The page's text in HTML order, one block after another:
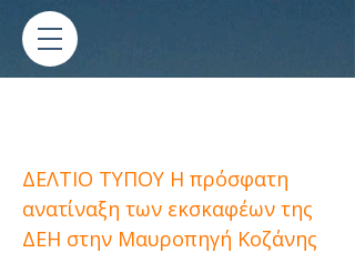
ΔΕΛΤΙΟ ΤΥΠΟΥ Η πρόσφατη
ανατίναξη των εκσκαφέων της
ΔΕΗ στην Μαυροπηγή Κοζάνης